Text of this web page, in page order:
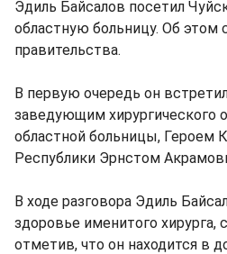
Эдиль Байсалов посетил
областную больницу. Об этом
правительства.
В первую очередь он
заведующим хирургического
областной больницы, Героем
Республики Эрнстом
В ходе разговора Эдиль
здоровье именитого хирурга,
отметив, что он находится в